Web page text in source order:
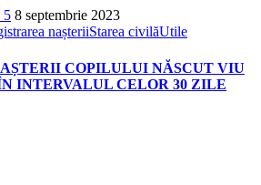
5 8 septembrie 2023
nașteriiStarea civilăUtile
COPILULUI NĂSCUT VIU
INTERVALUL CELOR 30 ZILE